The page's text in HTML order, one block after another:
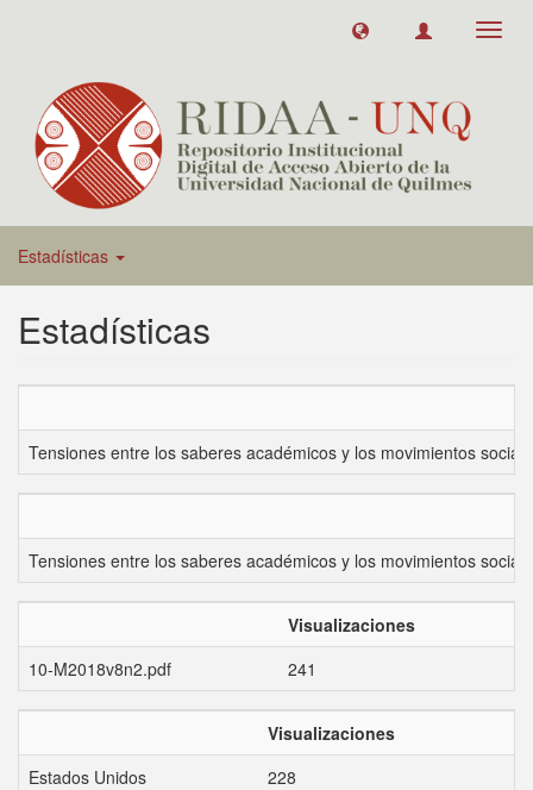
Estadísticas
Estadísticas
Tensiones entre los saberes académicos y los movimientos
Tensiones entre los saberes académicos y los movimientos
Visualizaciones
10-M2018v8n2.pdf
241
Visualizaciones
Estados Unidos
228